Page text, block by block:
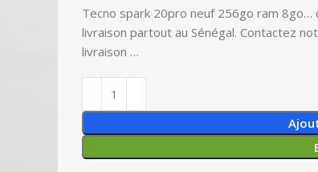
Tecno spark 20pro neuf 256go ram 8go…
livraison partout au Sénégal. Contactez
livraison …